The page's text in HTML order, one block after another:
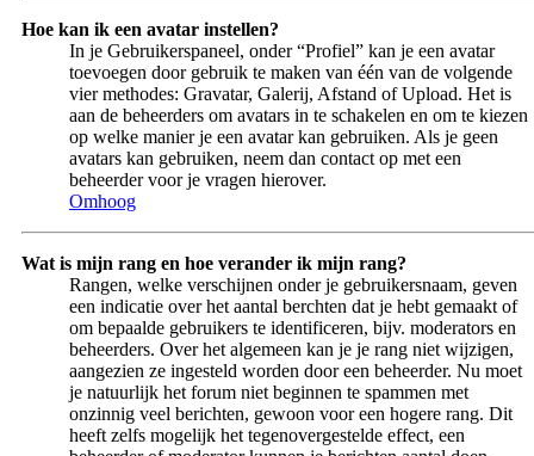
Hoe kan ik een avatar instellen?
In je Gebruikerspaneel, onder “Profiel” kan je een avatar
toevoegen door gebruik te maken van één van de volgende
vier methodes: Gravatar, Galerij, Afstand of Upload. Het is
aan de beheerders om avatars in te schakelen en om te kiezen
op welke manier je een avatar kan gebruiken. Als je geen
avatars kan gebruiken, neem dan contact op met een
beheerder voor je vragen hierover.
Omhoog
Wat is mijn rang en hoe verander ik mijn rang?
Rangen, welke verschijnen onder je gebruikersnaam, geven
een indicatie over het aantal berchten dat je hebt gemaakt of
om bepaalde gebruikers te identificeren, bijv. moderators en
beheerders. Over het algemeen kan je je rang niet wijzigen,
aangezien ze ingesteld worden door een beheerder. Nu moet
je natuurlijk het forum niet beginnen te spammen met
onzinnig veel berichten, gewoon voor een hogere rang. Dit
heeft zelfs mogelijk het tegenovergestelde effect, een